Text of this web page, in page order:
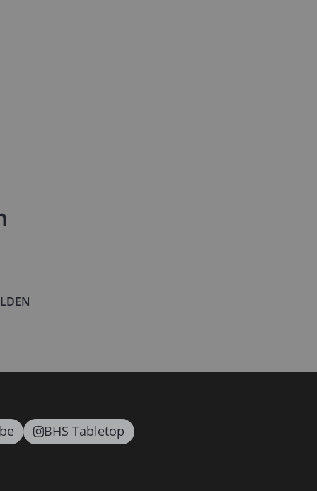
BHS Tabletop